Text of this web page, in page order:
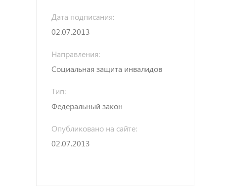
Дата подписания:
02.07.2013
Направления:
Социальная защита инвалидов
Тип:
Федеральный закон
Опубликовано на сайте:
02.07.2013